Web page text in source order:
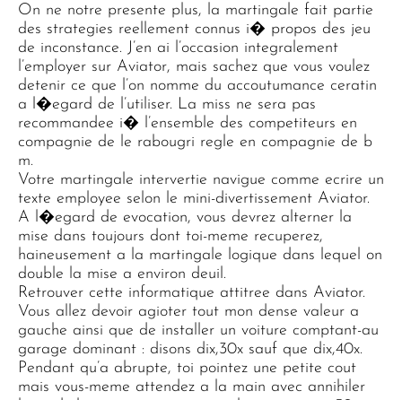
On ne notre presente plus, la martingale fait partie
des strategies reellement connus i� propos des jeu
de inconstance. J’en ai l’occasion integralement
l’employer sur Aviator, mais sachez que vous voulez
detenir ce que l’on nomme du accoutumance ceratin
a l�egard de l’utiliser. La miss ne sera pas
recommandee i� l’ensemble des competiteurs en
compagnie de le rabougri regle en compagnie de b
m.
Votre martingale intervertie navigue comme ecrire un
texte employee selon le mini-divertissement Aviator.
A l�egard de evocation, vous devrez alterner la
mise dans toujours dont toi-meme recuperez,
haineusement a la martingale logique dans lequel on
double la mise a environ deuil.
Retrouver cette informatique attitree dans Aviator.
Vous allez devoir agioter tout mon dense valeur a
gauche ainsi que de installer un voiture comptant-au
garage dominant : disons dix,30x sauf que dix,40x.
Pendant qu’a abrupte, toi pointez une petite cout
mais vous-meme attendez a la main avec annihiler